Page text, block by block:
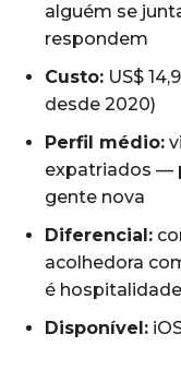
alguém se
respondem
Custo: US$
desde 2020)
Perfil médio:
expatriados —
gente nova
Diferencial:
acolhedora
é
Disponível: